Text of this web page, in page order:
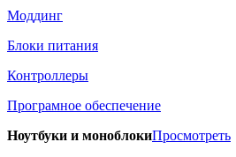
Моддинг
Блоки питания
Контроллеры
Програмное обеспечение
Ноутбуки и моноблокиПросмотреть